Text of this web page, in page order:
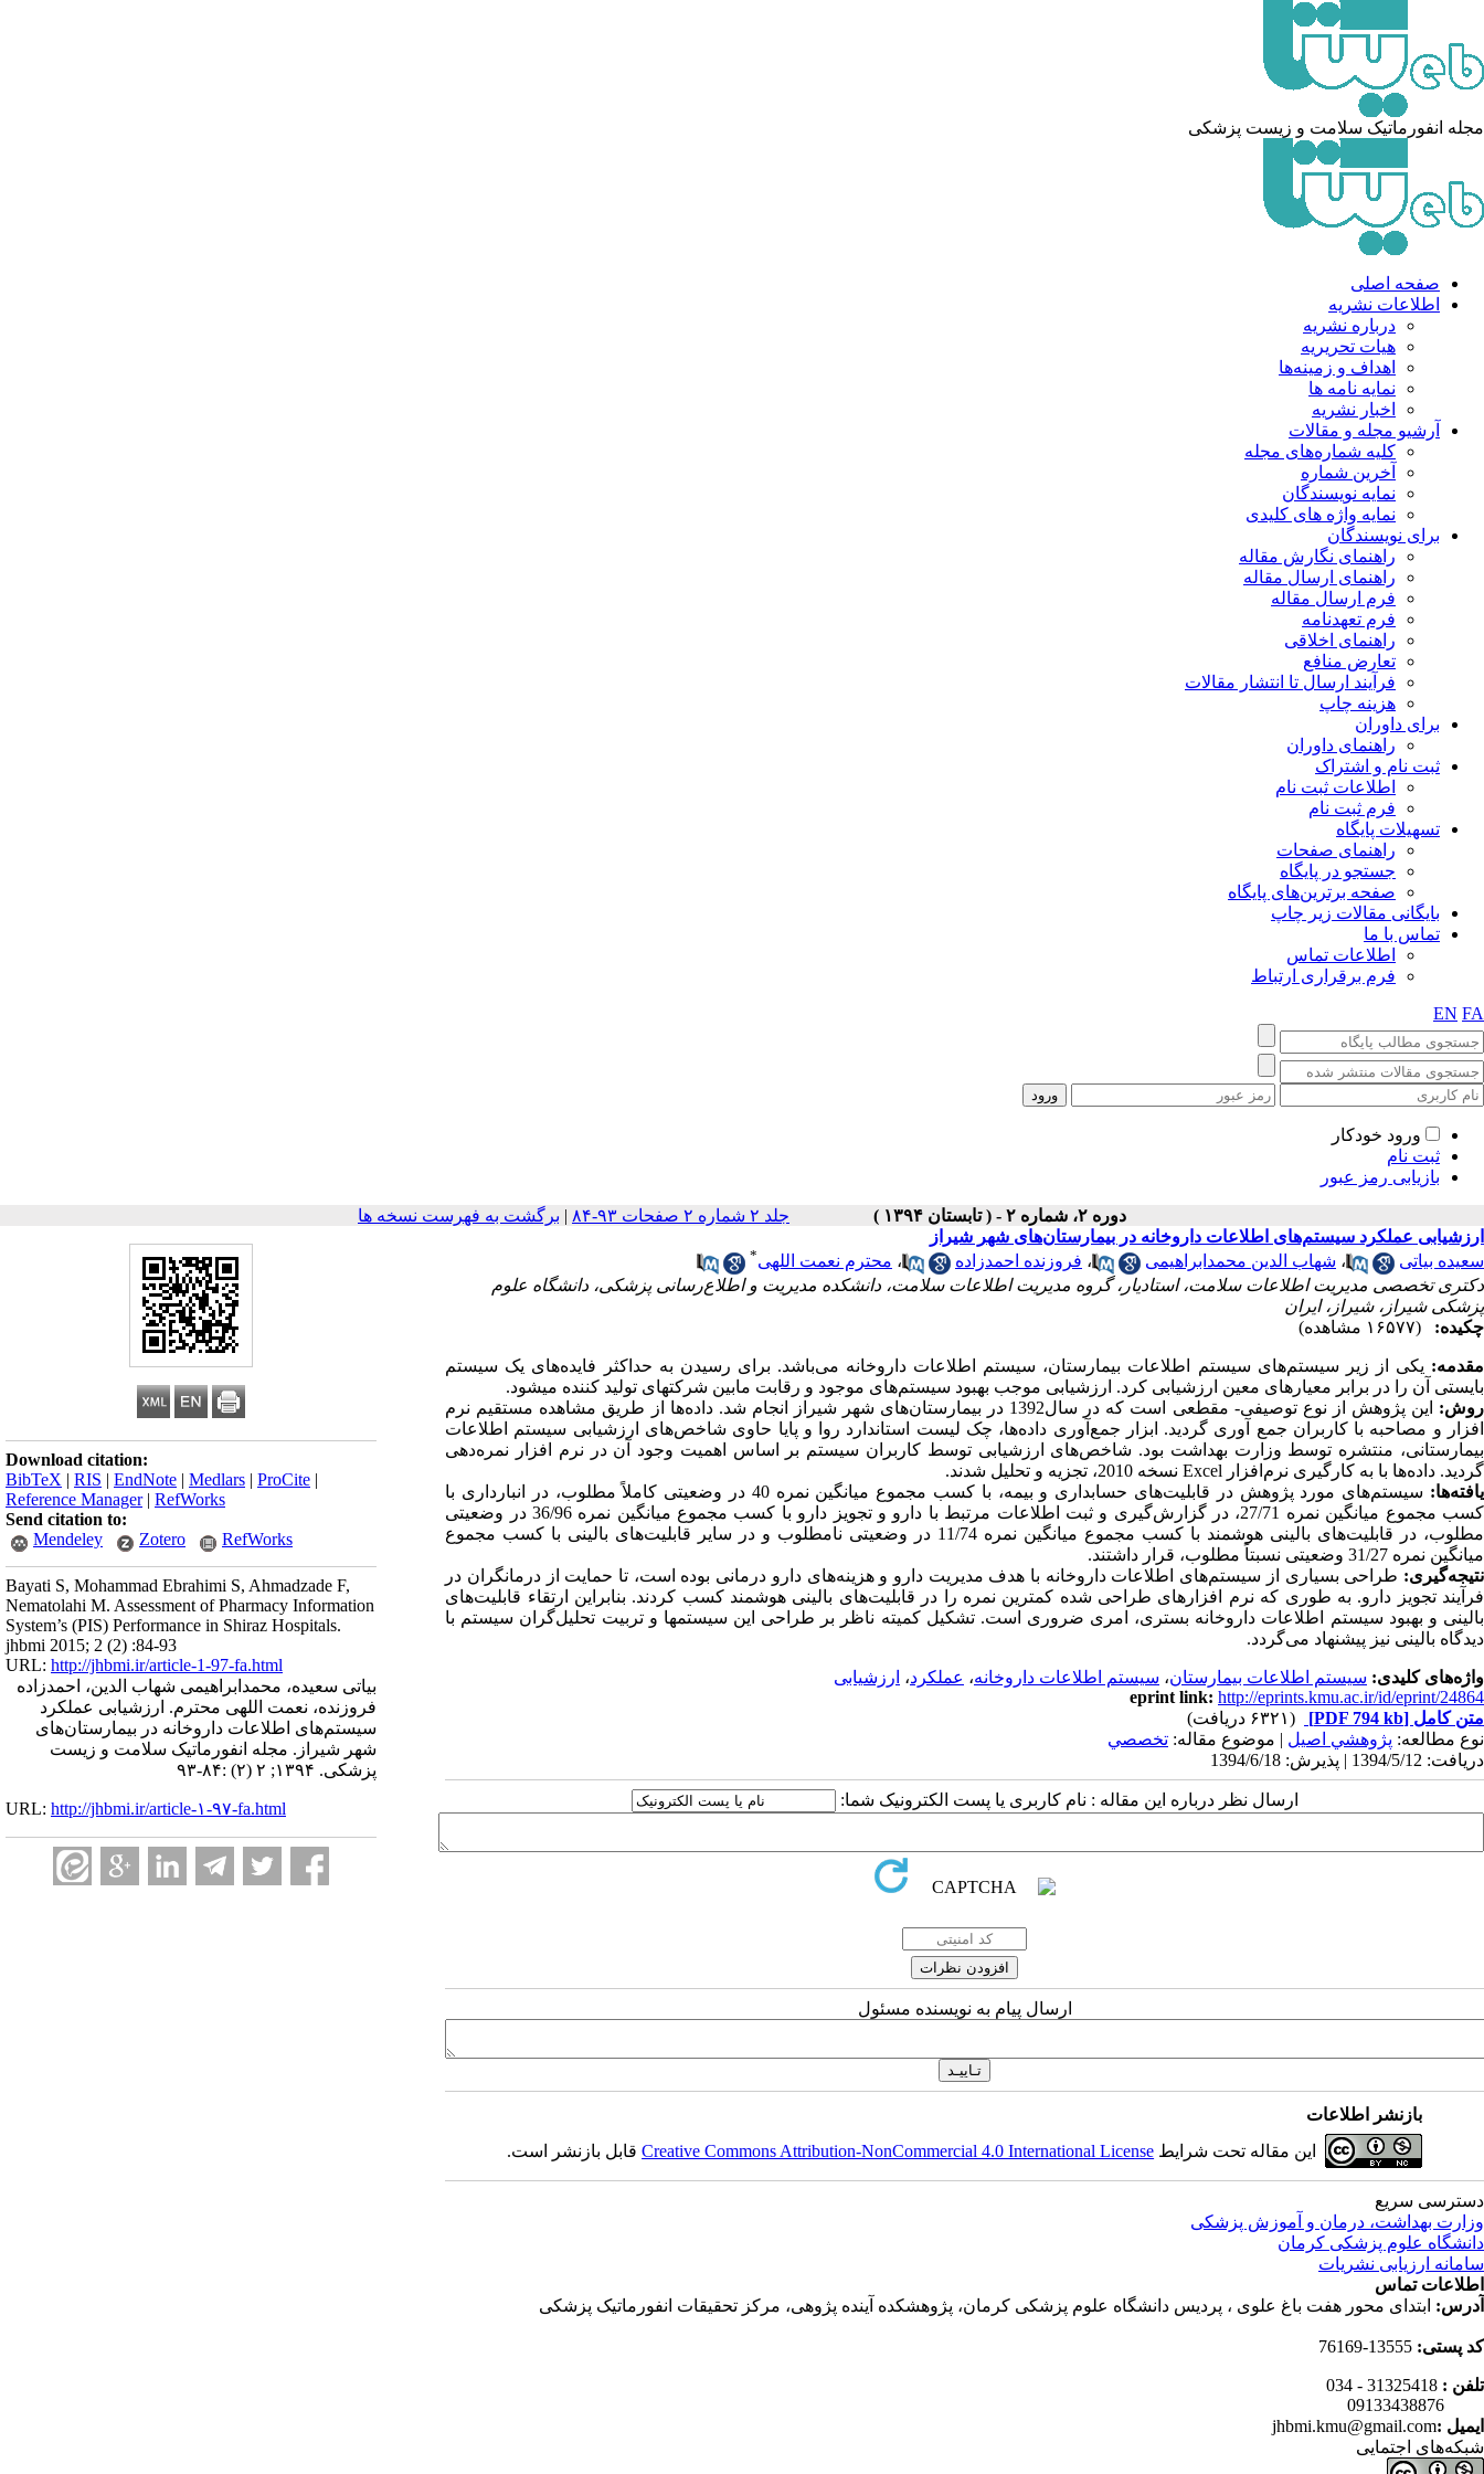
مجله انفورماتیک سلامت و زیست پزشکی
صفحه اصلی
اطلاعات نشریه
درباره نشریه
هیات تحریریه
اهداف و زمینه‌ها
نمایه نامه ها
اخبار نشریه
آرشیو مجله و مقالات
کلیه شماره‌های مجله
آخرین شماره
نمایه نویسندگان
نمایه واژه های کلیدی
برای نویسندگان
راهنمای نگارش مقاله
راهنمای ارسال مقاله
فرم ارسال مقاله
فرم تعهدنامه
راهنمای اخلاقی
تعارض منافع
فرآیند ارسال تا انتشار مقالات
هزینه چاپ
برای داوران
راهنمای داوران
ثبت نام و اشتراک
اطلاعات ثبت نام
فرم ثبت نام
تسهیلات پایگاه
راهنمای صفحات
جستجو در پایگاه
صفحه برترین‌های پایگاه
بایگانی مقالات زیر چاپ
تماس با ما
اطلاعات تماس
فرم برقراری ارتباط
EN FA
ورود خودکار
ثبت نام
بازیابی رمز عبور
دوره ۲، شماره ۲ - ( تابستان ۱۳۹۴ ) جلد ۲ شماره ۲ صفحات ۹۳-۸۴ | برگشت به فهرست نسخه ها
Download citation:
BibTeX | RIS | EndNote | Medlars | ProCite |
Reference Manager| RefWorks
Send citation to:
Mendeley
Zotero RefWorks
Bayati S, Mohammad Ebrahimi S, Ahmadzade F,
Nematolahi M. Assessment of Pharmacy Information
System’s (PIS) Performance in Shiraz Hospitals.
jhbmi 2015; 2 (2) :84-93
URL: http://jhbmi.ir/article-1-97-fa.html
بیاتی سعیده، محمدابراهیمی شهاب الدین، احمدزاده
فروزنده، نعمت اللهی محترم. ارزشیابی عملکرد
سیستم‌های اطلاعات داروخانه در بیمارستان‌های
شهر شیراز. مجله انفورماتیک سلامت و زیست
پزشکی. ۱۳۹۴; ۲ (۲) :۸۴-۹۳
URL: http://jhbmi.ir/article-۱-۹۷-fa.html
ارزشیابی عملکرد سیستم‌های اطلاعات داروخانه در بیمارستان‌های شهر شیراز
سعیده بیاتی
، شهاب الدین محمدابراهیمی ، فروزنده احمدزاده ، محترم نعمت اللهی*
دکتری تخصصی مدیریت اطلاعات سلامت، استادیار، گروه مدیریت اطلاعات سلامت، دانشکده مدیریت و اطلاع‌رسانی پزشکی، دانشگاه علوم
پزشکی شیراز، شیراز، ایران
چکیده:
(۱۶۵۷۷ مشاهده)
مقدمه: یکی از زیر سیستم‌های سیستم اطلاعات بیمارستان، سیستم اطلاعات داروخانه می‌باشد. برای رسیدن به حداکثر فایده‌های یک سیستم
بایستی آن را در برابر معیارهای معین ارزشیابی کرد. ارزشیابی‌ موجب بهبود سیستم‌های موجود و رقابت مابین شرکتهای تولید کننده میشود.
روش:
این پژوهش از نوع توصیفی- مقطعی است که در سال1392 در بیمارستان‌های شهر شیراز انجام شد. داده‌ها از طریق مشاهده مستقیم نرم
افزار و مصاحبه با کاربران جمع آوری گردید. ابزار جمع‌آوری داده‌ها، چک لیست استاندارد روا و پایا حاوی شاخص‌های ارزشیابی سیستم اطلاعات
بیمارستانی، منتشره توسط وزارت بهداشت بود. شاخص‌های ارزشیابی توسط کاربران سیستم بر اساس اهمیت وجود آن در نرم افزار نمره‌دهی
گردید. داده‌ها با به کارگیری نرم‌افزار Excel نسخه 2010، تجزیه و تحلیل شدند.
یافته‌ها:
سیستم‌های مورد پژوهش در قابلیت‌های حسابداری و بیمه، با کسب مجموع میانگین نمره 40 در وضعیتی کاملاً مطلوب، در انبارداری با
کسب مجموع میانگین نمره 27/71، در گزارش‌گیری و ثبت اطلاعات مرتبط با دارو و تجویز دارو با کسب مجموع میانگین نمره 36/96 در وضعیتی
مطلوب، در قابلیت‌های بالینی هوشمند با کسب مجموع میانگین نمره 11/74 در وضعیتی نامطلوب و در سایر قابلیت‌های بالینی با کسب مجموع
میانگین نمره 31/27 وضعیتی نسبتاً مطلوب، قرار داشتند.
نتیجه‌گیری: طراحی بسیاری از سیستم‌های اطلاعات داروخانه با هدف مدیریت دارو و هزینه‌های دارو درمانی بوده است، تا حمایت از درمانگران در
فرآیند تجویز دارو. به طوری که نرم افزارهای طراحی شده کمترین نمره را در قابلیت‌های بالینی هوشمند کسب کردند. بنابراین ارتقاء قابلیت‌های
بالینی و بهبود سیستم اطلاعات داروخانه بستری، امری ضروری است. تشکیل کمیته ناظر بر طراحی این سیستمها و تربیت تحلیل‌گران سیستم با
دیدگاه بالینی نیز پیشنهاد می‌گردد.
واژه‌های کلیدی: سیستم اطلاعات بیمارستان، سیستم اطلاعات داروخانه، عملکرد، ارزشیابی
eprint link: http://eprints.kmu.ac.ir/id/eprint/24864
متن کامل [PDF 794 kb]
(۶۳۲۱ دریافت)
نوع مطالعه: پژوهشي اصیل | موضوع مقاله: تخصصي
دریافت: 1394/5/12 | پذیرش: 1394/6/18
ارسال نظر درباره این مقاله : نام کاربری یا پست الکترونیک شما:
ارسال پیام به نویسنده مسئول
بازنشر اطلاعات
این مقاله تحت شرایط Creative Commons Attribution-NonCommercial 4.0 International Licenseقابل بازنشر است.
دسترسی سریع
وزارت بهداشت، درمان و آموزش پزشکی
دانشگاه علوم پزشکی کرمان
سامانه ارزیابی نشریات
اطلاعات تماس
آدرس: ابتدای محور هفت باغ علوی ، پردیس دانشگاه علوم پزشکی کرمان، پژوهشکده آینده پژوهی، مرکز تحقیقات انفورماتیک پزشکی
کد پستی:
تلفن : 31325418 - 034
ایمیل :jhbmi.kmu@gmail.com
شبکه‌های اجتمایی